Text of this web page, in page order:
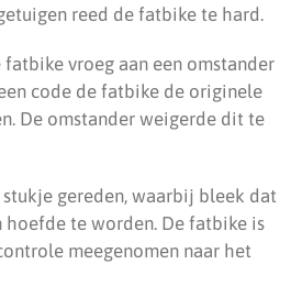
reed de fatbike te hard.
fatbike vroeg aan een omstander
code de fatbike de originele
De omstander weigerde dit te
stukje gereden, waarbij bleek dat
hoefde te worden. De fatbike is
meegenomen naar het